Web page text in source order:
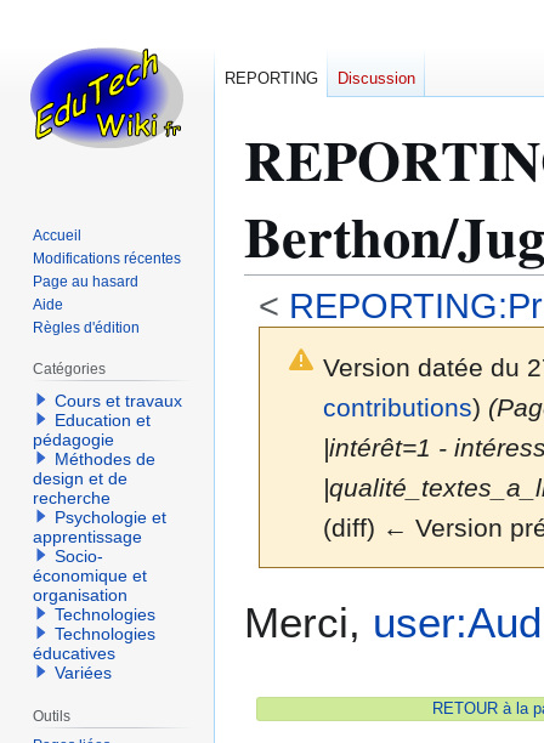
Berthon/
<
Version datée du
contributions)
|intérêt=1 -
(diff) ← Version
Merci,
RETOUR à la
REPORTING Discussion
Accueil
Modifications récentes
Page au hasard
Aide
Règles d'édition
Catégories
Cours et travaux
Education et
pédagogie
Méthodes de
design et de
recherche
Psychologie et
apprentissage
Socio-
économique et
organisation
Technologies
Technologies
éducatives
Variées
Outils